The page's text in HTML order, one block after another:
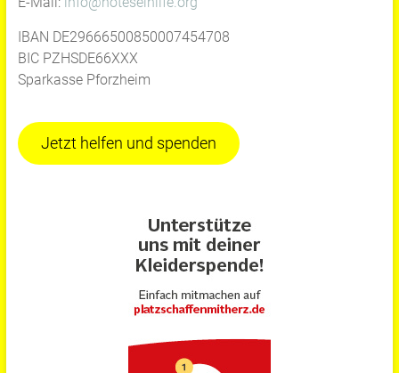
IBAN DE29666500850007454708
BIC PZHSDE66XXX
Sparkasse Pforzheim
Jetzt helfen und spenden